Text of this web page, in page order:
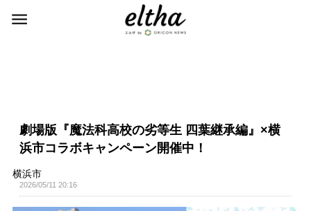
劇場版『魔法科高校の劣等生 四葉継承編』×横
浜市コラボキャンペーン開催中！
横浜市
2026/05/11 20:16